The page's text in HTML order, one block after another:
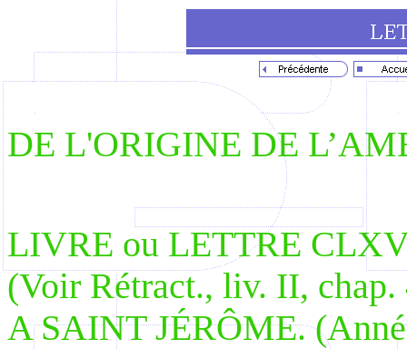
DE L'ORIGINE DE
LIVRE ou LETTRE
(Voir Rétract., liv. II, chap.
A SAINT JÉRÔME.